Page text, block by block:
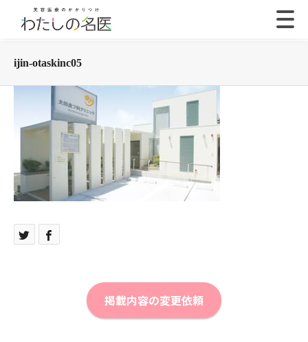
ijin-otaskinc05
掲載内容の変更依頼